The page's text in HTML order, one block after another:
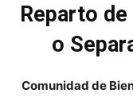
Reparto
o
Comunidad de